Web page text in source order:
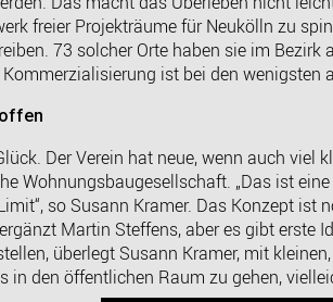
freier Projekträume für Neukölln zu
73 solcher Orte haben sie im
ist bei den wenigsten
Der Verein hat neue, wenn auch viel
Wohnungsbaugesellschaft. „Das ist
so Susann Kramer. Das Konzept ist
Martin Steffens, aber es gibt erste
überlegt Susann Kramer, mit
in den öffentlichen Raum zu gehen,